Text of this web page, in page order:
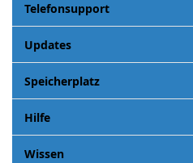
Telefonsupport
Updates
Speicherplatz
Hilfe
Wissen